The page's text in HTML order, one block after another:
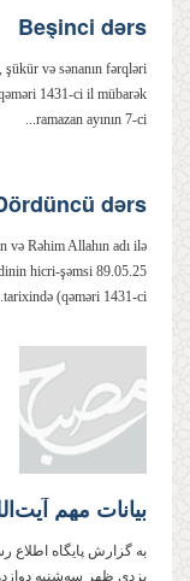
Beşinci dərs
1431-ci il mübarək
ramazan ayının 7-ci...
dərs
və Rəhim Allahın adı ilə
hicri-şəmsi 89.05.25
tarixində (qəməri 1431-ci...
به گزارش پایگاه اطلاع
یزدی ظهر سه‌شنبه